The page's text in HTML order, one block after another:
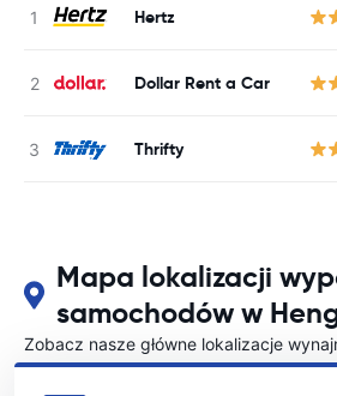
Hertz
Dollar Rent a Car
Thrifty
Mapa lokalizacji
samochodów w
Zobacz nasze główne lokalizacje
Hengelo